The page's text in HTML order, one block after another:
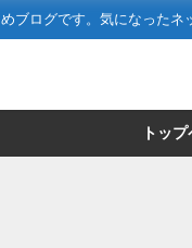
ブログです。気になったネ
トッ